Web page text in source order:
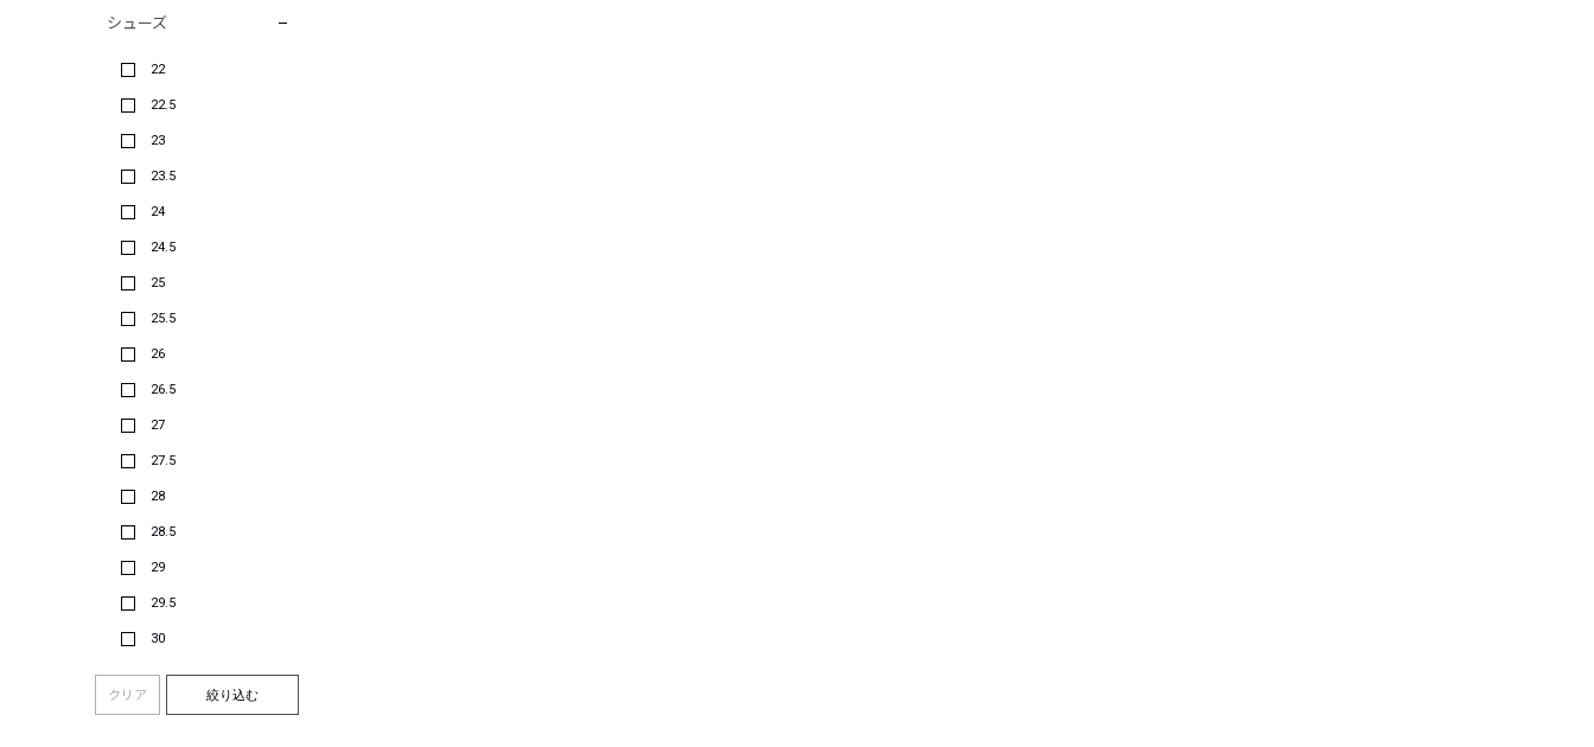
シューズ
22
22.5
23
23.5
24
24.5
25
25.5
26
26.5
27
27.5
28
28.5
29
29.5
30
クリア 絞り込む